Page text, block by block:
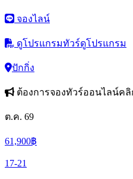
จองไลน์
ดูโปรแกรมทัวร์ดูโปรแกรม
ปักกิ่ง
ต้องการจองทัวร์ออนไลน์ค
ต.ค. 69
61,900฿
17-21